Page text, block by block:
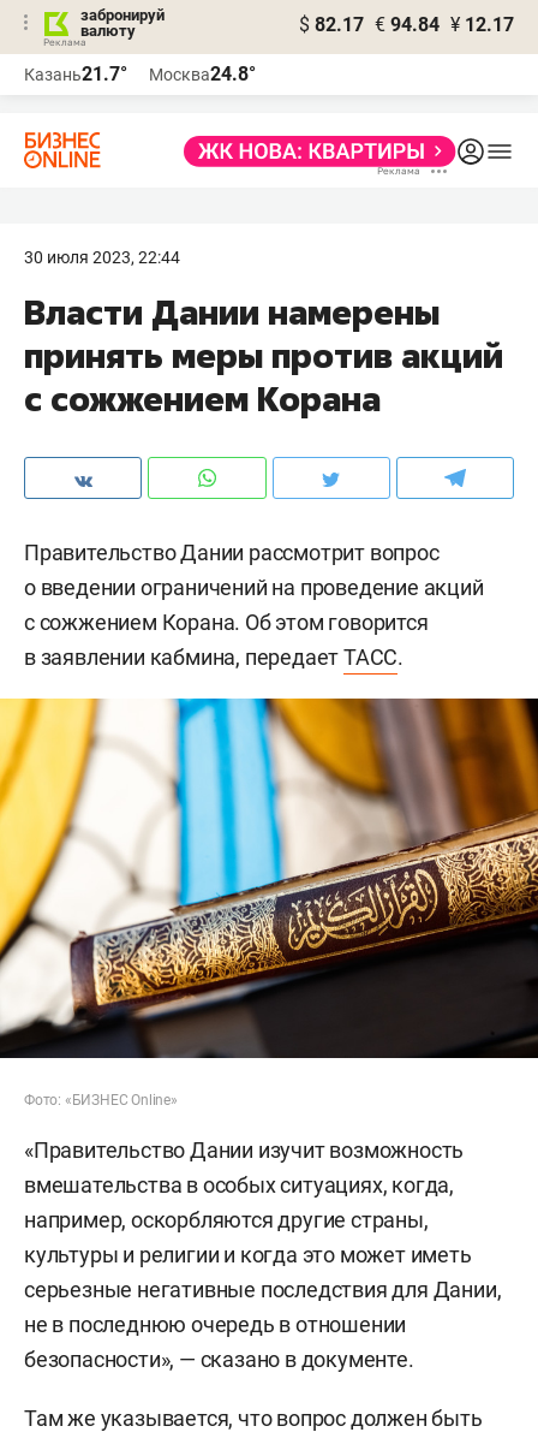
забронируй
валюту
$ 82.17 € 94.84 ¥ 12.17
Казань21.7° Москва24.8°
30 июля 2023, 22:44
Власти Дании намерены
принять меры против акций
с сожжением Корана
Правительство Дании рассмотрит вопрос
о введении ограничений на проведение акций
с сожжением Корана. Об этом говорится
в заявлении кабмина, передаетТАСС.
Фото: «БИЗНЕС Online»
«Правительство Дании изучит возможность
вмешательства в особых ситуациях, когда,
например, оскорбляются другие страны,
культуры и религии и когда это может иметь
серьезные негативные последствия для Дании,
не в последнюю очередь в отношении
безопасности», — сказано в документе.
Там же указывается, что вопрос должен быть